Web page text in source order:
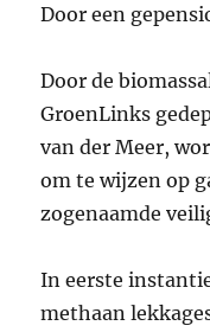
Door een
Door de
GroenLinks
van der Meer,
om te wijzen op
zogenaamde
In eerste
methaan